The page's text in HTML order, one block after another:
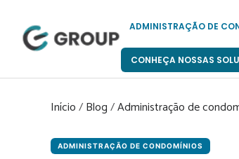
ADMINISTRAÇÃO DE
CONHEÇA NOSSAS
Início/Blog/Administração de
ADMINISTRAÇÃO DE CONDOMÍNIOS